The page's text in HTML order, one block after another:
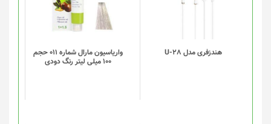
هندزفری مدل U-28
واریاسیون مارال شماره 011 حجم
100 میلی لیتر رنگ دودی